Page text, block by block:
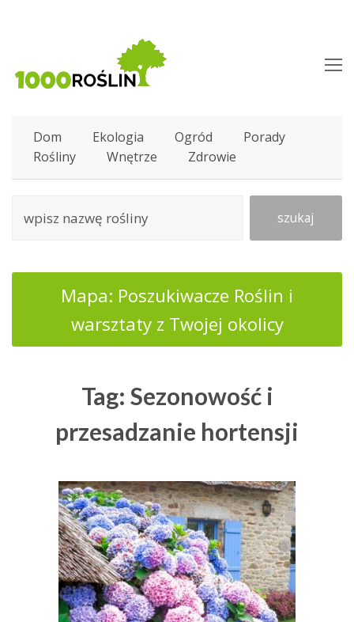
Dom Ekologia Ogród
Porady
Rośliny
Wnętrze Zdrowie
szukaj
Mapa: Poszukiwacze Roślin i
warsztaty z Twojej okolicy
Tag: Sezonowość i
przesadzanie hortensji